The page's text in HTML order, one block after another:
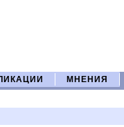
МНЕНИЯ